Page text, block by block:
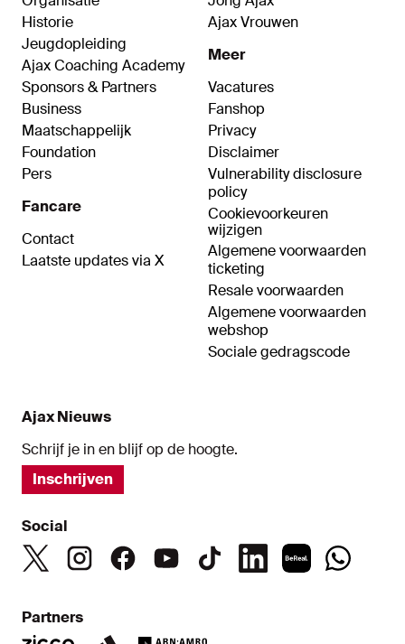
Historie
Jeugdopleiding
Ajax Coaching Academy
Sponsors & Partners
Business
Maatschappelijk
Foundation
Pers
Fancare
Contact
Laatste updates via X
Ajax Vrouwen
Meer
Vacatures
Fanshop
Privacy
Disclaimer
Vulnerability disclosure
policy
Cookievoorkeuren
wijzigen
Algemene voorwaarden
ticketing
Resale voorwaarden
Algemene voorwaarden
webshop
Sociale gedragscode
Ajax Nieuws
Schrijf je in en blijf op de hoogte.
Inschrijven
Social
Partners